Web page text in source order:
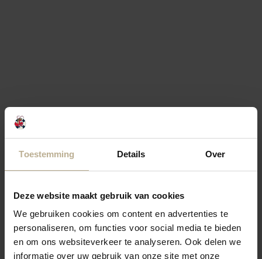
Toestemming Details Over
Deze website maakt gebruik van cookies
We gebruiken cookies om content en advertenties te
personaliseren, om functies voor social media te bieden
en om ons websiteverkeer te analyseren. Ook delen we
informatie over uw gebruik van onze site met onze